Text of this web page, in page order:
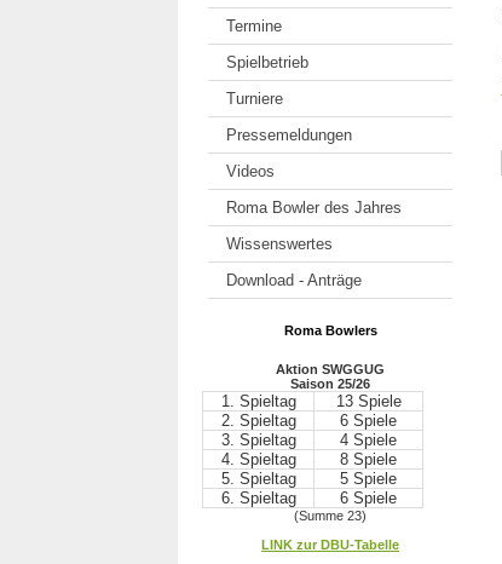
Termine
Spielbetrieb
Turniere
Pressemeldungen
Videos
Roma Bowler des Jahres
Wissenswertes
Download - Anträge
Roma Bowlers
Aktion SWGGUG
Saison 25/26
1. Spieltag
13 Spiele
2. Spieltag
6 Spiele
3. Spieltag
4 Spiele
4. Spieltag
8 Spiele
5. Spieltag
5 Spiele
6. Spieltag
6 Spiele
(Summe 23)
LINK zur DBU-Tabelle